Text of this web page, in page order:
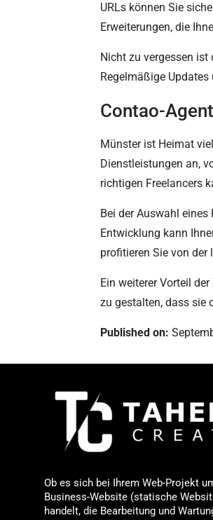
URLs können Sie
Erweiterungen, die
Nicht zu vergessen
Regelmäßige
Contao-
Münster ist Heimat
Dienstleistungen an,
richtigen Freelancers
Bei der Auswahl
Entwicklung kann
profitieren Sie von
Ein weiterer Vorteil
zu gestalten, dass sie
Published on:
Ob es sich bei Ihrem Web-Projekt
Business-Website (statische
handelt, die Bearbeitung und